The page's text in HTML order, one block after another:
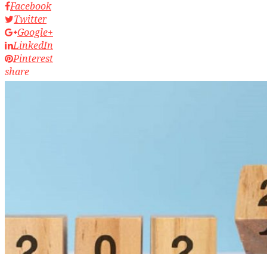
Facebook
Twitter
Google+
LinkedIn
Pinterest
share